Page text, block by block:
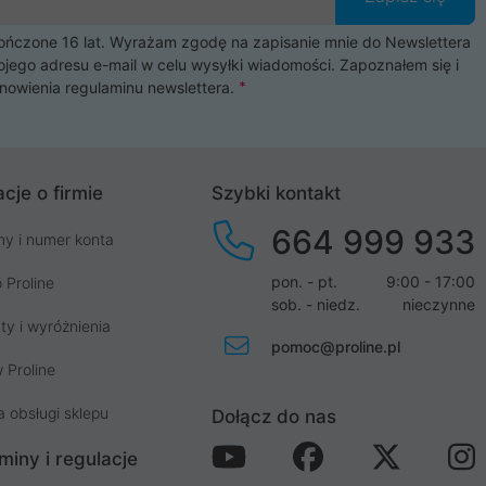
16 lat. Wyrażam zgodę na zapisanie mnie do Newslettera
adresu e-mail w celu wysyłki wiadomości. Zapoznałem się i
regulaminu newslettera.
o firmie
i numer konta
Proline
i wyróżnienia
Proline
obsługi sklepu
i regulacje
Szybki kontakt
664 999 933
pon. - pt.
9:00 - 17:00
sob. - niedz.
nieczynne
pomoc@proline.pl
Dołącz do nas